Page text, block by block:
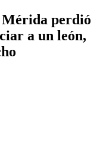
Mérida perdió
a un león,